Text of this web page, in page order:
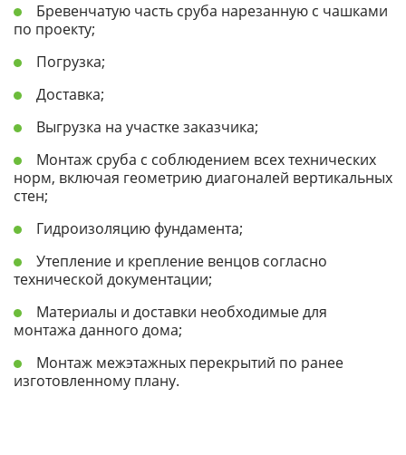
Бревенчатую часть сруба нарезанную с чашками
по проекту;
Погрузка;
Доставка;
Выгрузка на участке заказчика;
Монтаж сруба с соблюдением всех технических
норм, включая геометрию диагоналей вертикальных
стен;
Гидроизоляцию фундамента;
Утепление и крепление венцов согласно
технической документации;
Материалы и доставки необходимые для
монтажа данного дома;
Монтаж межэтажных перекрытий по ранее
изготовленному плану.